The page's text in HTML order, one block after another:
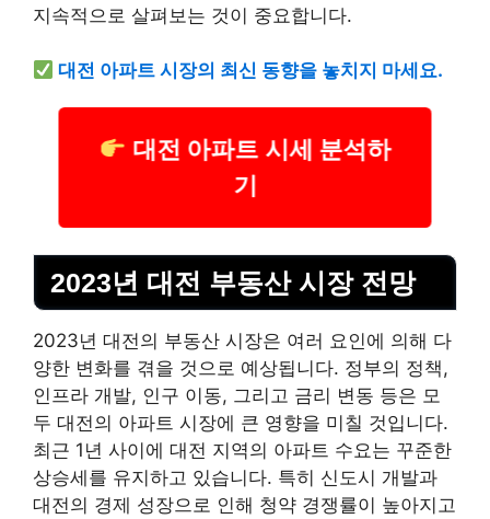
지속적으로 살펴보는 것이 중요합니다.
대전 아파트 시장의 최신 동향을 놓치지 마세요.
대전 아파트 시세 분석하
기
2023년 대전 부동산 시장 전망
2023년 대전의 부동산 시장은 여러 요인에 의해 다
양한 변화를 겪을 것으로 예상됩니다. 정부의 정책,
인프라 개발, 인구 이동, 그리고 금리 변동 등은 모
두 대전의 아파트 시장에 큰 영향을 미칠 것입니다.
최근 1년 사이에 대전 지역의 아파트 수요는 꾸준한
상승세를 유지하고 있습니다. 특히 신도시 개발과
대전의 경제 성장으로 인해 청약 경쟁률이 높아지고